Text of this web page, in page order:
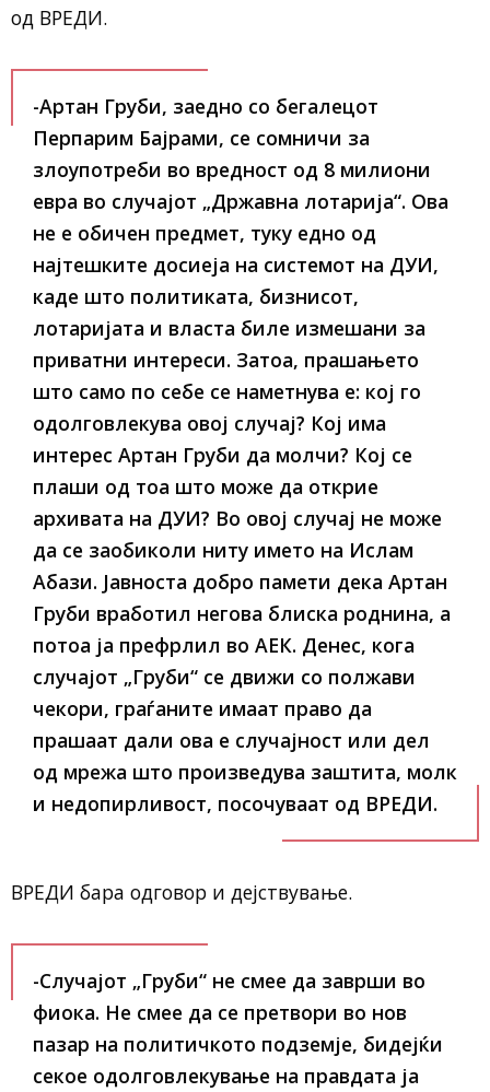
од ВРЕДИ.
-Артан Груби, заедно со бегалецот
Перпарим Бајрами, се сомничи за
злоупотреби во вредност од 8 милиони
евра во случајот „Државна лотарија“. Ова
не е обичен предмет, туку едно од
најтешките досиеја на системот на ДУИ,
каде што политиката, бизнисот,
лотаријата и власта биле измешани за
приватни интереси. Затоа, прашањето
што само по себе се наметнува е: кој го
одолговлекува овој случај? Кој има
интерес Артан Груби да молчи? Кој се
плаши од тоа што може да открие
архивата на ДУИ? Во овој случај не може
да се заобиколи ниту името на Ислам
Абази. Јавноста добро памети дека Артан
Груби вработил негова блиска роднина, а
потоа ја префрлил во АЕК. Денес, кога
случајот „Груби“ се движи со полжави
чекори, граѓаните имаат право да
прашаат дали ова е случајност или дел
од мрежа што произведува заштита, молк
и недопирливост, посочуваат од ВРЕДИ.
ВРЕДИ бара одговор и дејствување.
-Случајот „Груби“ не смее да заврши во
фиока. Не смее да се претвори во нов
пазар на политичкото подземје, бидејќи
секое одолговлекување на правдата ја